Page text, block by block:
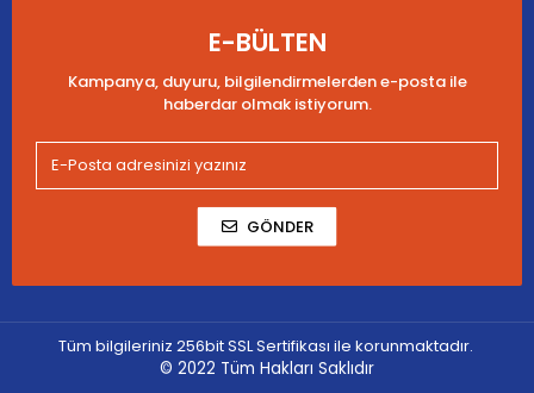
E-BÜLTEN
Kampanya, duyuru, bilgilendirmelerden e-posta ile
haberdar olmak istiyorum.
GÖNDER
Tüm bilgileriniz 256bit SSL Sertifikası ile korunmaktadır.
© 2022 Tüm Hakları Saklıdır